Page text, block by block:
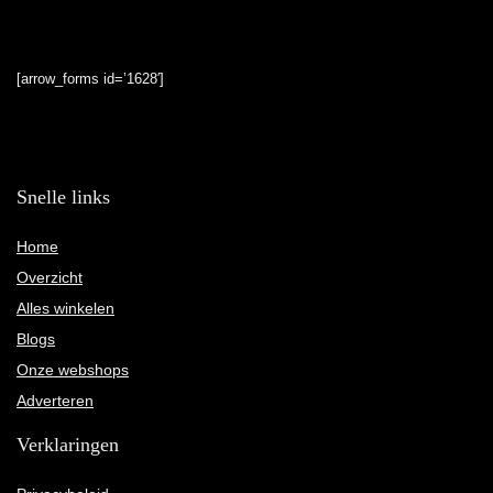
[arrow_forms id=’1628′]
Snelle links
Home
Overzicht
Alles winkelen
Blogs
Onze webshops
Adverteren
Verklaringen